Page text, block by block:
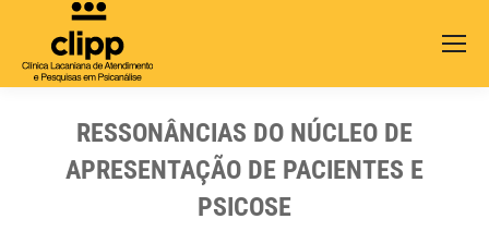
RESSONÂNCIAS DO NÚCLEO DE
APRESENTAÇÃO DE PACIENTES E
PSICOSE